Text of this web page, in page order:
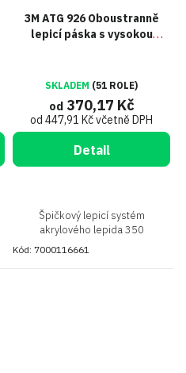
3M ATG 926 Oboustranně
lepicí páska s vysokou
SKLADEM (51 ROLE)
od 447,91 Kč včetně DPH
od370,17 Kč
Detail
Špičkový lepicí systém
akrylového lepida 350
Kód: 7000116661